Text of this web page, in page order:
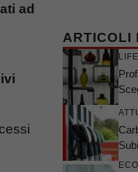
ad
ARTICOLI